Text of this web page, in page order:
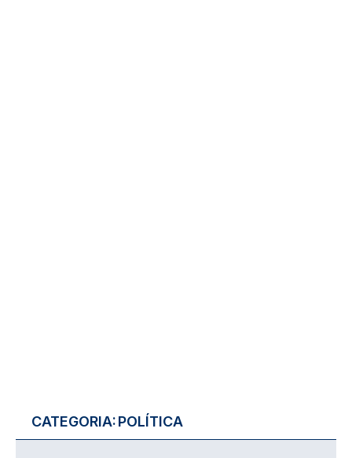
CATEGORIA:POLÍTICA